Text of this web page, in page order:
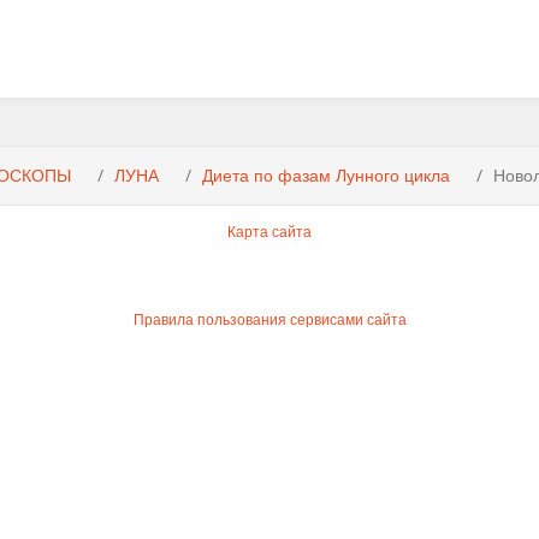
ЛУНА Диета по фазам Лунного цикла
Карта сайта
Правила пользования сервисами сайта